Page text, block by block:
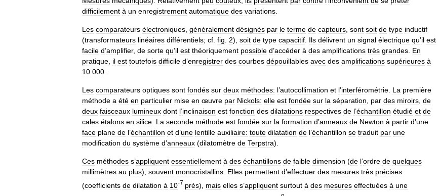
difficilement à un enregistrement automatique des variations.
Les comparateurs électroniques, généralement désignés par le terme de capteurs, sont soit de type inductif
(transformateurs linéaires différentiels; cf. fig. 2), soit de type capacitif. Ils délivrent un signal électrique qu’il est
facile d’amplifier, de sorte qu’il est théoriquement possible d’accéder à des amplifications très grandes. En
pratique, il est toutefois difficile d’enregistrer des courbes dépouillables avec des amplifications supérieures à
10 000.
Les comparateurs optiques sont fondés sur deux méthodes: l’autocollimation et l’interférométrie. La première
méthode a été en particulier mise en œuvre par Nickols: elle est fondée sur la séparation, par des miroirs, de
deux faisceaux lumineux dont l’inclinaison est fonction des dilatations respectives de l’échantillon étudié et de
cales étalons en silice. La seconde méthode est fondée sur la formation d’anneaux de Newton à partir d’une
face plane de l’échantillon et d’une lentille auxiliaire: toute dilatation de l’échantillon se traduit par une
modification du système d’anneaux (dilatomètre de Terpstra).
Ces méthodes s’appliquent essentiellement à des échantillons de faible dimension (de l’ordre de quelques
millimètres au plus), souvent monocristallins. Elles permettent d’effectuer des mesures très précises
(coefficients de dilatation à 10-7 près), mais elles s’appliquent surtout à des mesures effectuées à une